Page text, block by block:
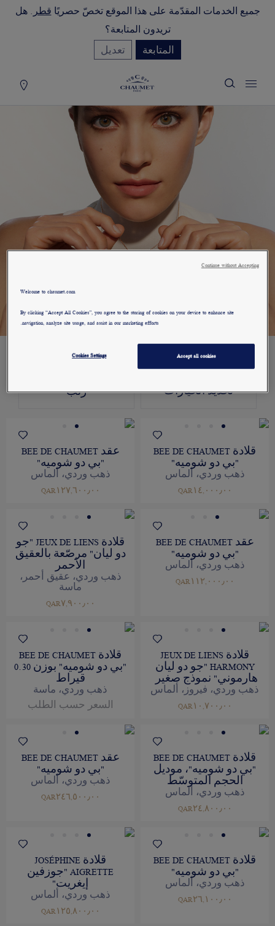
جميع الخدمات المقدّمة على هذا الموقع تخصّ حصريًاقطر. هل
تريدون المتابعة؟
المتابعة تعديل
NECKLACE - ROSE
GOLD
تحديد الخيارات
منتجات
رتب
قلادة BEE DE CHAUMET
"بي دو شوميه"
ذهب وردي، ألماس
QAR١٤,٠٠٠٫٠٠
عقد BEE DE CHAUMET
"بي دو شوميه"
ذهب وردي، ألماس
QAR١٢٧,٦٠٠٫٠٠
عقد BEE DE CHAUMET
"بي دو شوميه"
ذهب وردي، ألماس
QAR١١٢,٠٠٠٫٠٠
قلادة JEUX DE LIENS "جو
دو ليان" مرصّعة بالعقيق
الأحمر
ذهب وردي، عقيق أحمر،
ماسة
QAR٧,٩٠٠٫٠٠
قلادة JEUX DE LIENS
HARMONY "جو دو ليان
هارموني" نموذج صغير
ذهب وردي، فيروز، ألماس
QAR١٠,٧٠٠٫٠٠
قلادة BEE DE CHAUMET
"بي دو شوميه" بوزن 0.30
قيراط
ذهب وردي، ماسة
السعر حسب الطلب
قلادة BEE DE CHAUMET
"بي دو شوميه"، موديل
الحجم المتوسّط
ذهب وردي، ألماس
QAR٢٤,٨٠٠٫٠٠
عقد BEE DE CHAUMET
"بي دو شوميه"
ذهب وردي، ألماس
QAR٢٤٦,٥٠٠٫٠٠
قلادة BEE DE CHAUMET
"بي دو شوميه"
ذهب وردي، ألماس
QAR٢٦,١٠٠٫٠٠
قلادة JOSÉPHINE
AIGRETTE "جوزفين
إيغريت"
ذهب وردي، ألماس
QAR١٢٥,٨٠٠٫٠٠
YOUR CART IS EMPTY
Welcome to chaumet.com
By clicking “Accept All Cookies”, you agree to the storing of cookies on your device to enhance site
navigation, analyze site usage, and assist in our marketing efforts.
Cookies Settings Accept all cookies
Continue without Accepting